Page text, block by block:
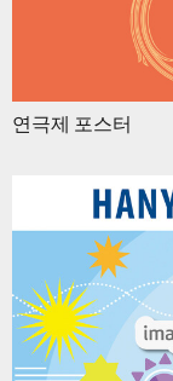
연극제 포스터